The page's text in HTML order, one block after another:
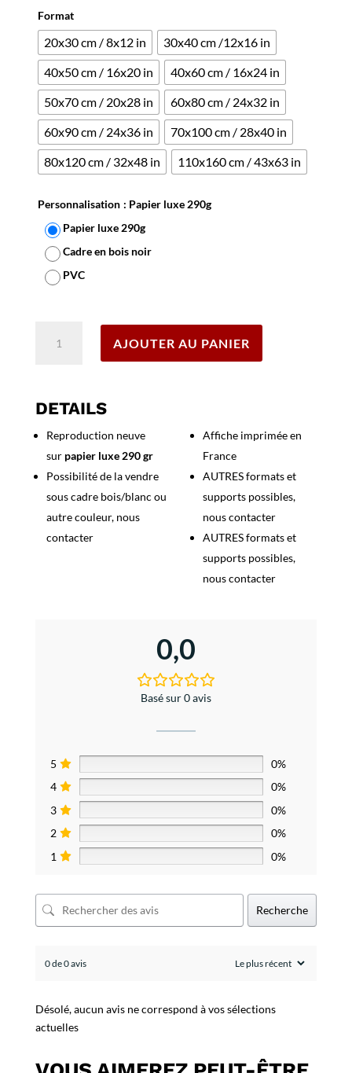
Format
20x30 cm / 8x12 in
30x40 cm /12x16 in
40x50 cm / 16x20 in
40x60 cm / 16x24 in
50x70 cm / 20x28 in
60x80 cm / 24x32 in
60x90 cm / 24x36 in
70x100 cm / 28x40 in
80x120 cm / 32x48 in
110x160 cm / 43x63 in
Personnalisation : Papier luxe 290g
Papier luxe 290g
Cadre en bois noir
PVC
saharienne
Le
Sud
Algérien
AJOUTER AU PANIER
DETAILS
Reproduction neuve
sur papier luxe 290 gr
Possibilité de la vendre
sous cadre bois/blanc ou
autre couleur, nous
contacter
Affiche imprimée en
France
AUTRES formats et
supports possibles,
nous contacter
AUTRES formats et
supports possibles,
nous contacter
0,0
Basé sur 0 avis
5
0%
4
0%
3
0%
2
0%
1
0%
Recherche
0 de 0 avis
Désolé, aucun avis ne correspond à vos sélections
actuelles